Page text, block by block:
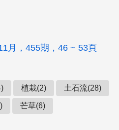
月，455期，46 ~ 53頁
植栽(2) 土石流(28)
芒草(6)